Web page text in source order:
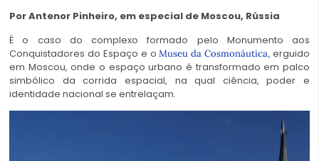
Por Antenor Pinheiro, em especial de Moscou, Rússia
É o caso do complexo formado pelo Monumento aos
Conquistadores do Espaço e oMuseu da Cosmonáutica, erguido
em Moscou, onde o espaço urbano é transformado em palco
simbólico da corrida espacial, na qual ciência, poder e
identidade nacional se entrelaçam.